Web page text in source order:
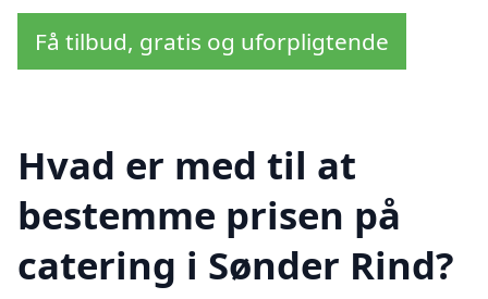
Få tilbud, gratis og uforpligtende
Hvad er med til at
bestemme prisen på
catering i Sønder Rind?